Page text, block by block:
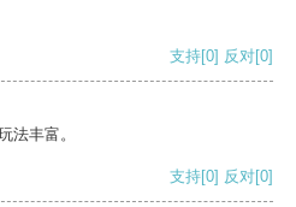
支持[0] 反对[0]
法丰富。
支持[0] 反对[0]